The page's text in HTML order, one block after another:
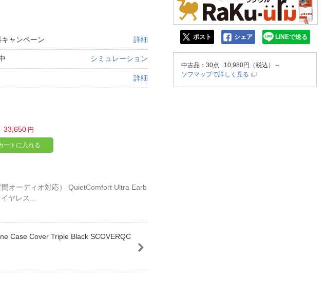
ャンペーン 詳細
シミュレーション
詳細
33,650 円
ートに入れる
オーディオ対応） QuietComfort Ultra Earb
ヤレス...
Case Cover Triple Black SCOVERQC
ポスト シェア LINEで送る
中古品 ：30点 10,980円（税込）～
ソフマップで詳しく見る